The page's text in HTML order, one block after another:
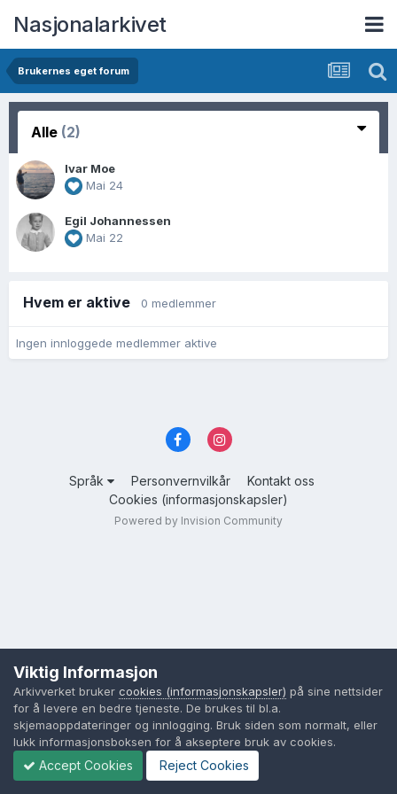
Nasjonalarkivet
Brukernes eget forum
Alle (2)
Ivar Moe
Mai 24
Egil Johannessen
Mai 22
Hvem er aktive 0 medlemmer
Ingen innloggede medlemmer aktive
Språk Personvernvilkår
Kontakt oss
Cookies (informasjonskapsler)
Powered by Invision Community
Viktig Informasjon
Arkivverket bruker cookies (informasjonskapsler) på sine nettsider
for å levere en bedre tjeneste. De brukes til bl.a.
skjemaoppdateringer og innlogging. Bruk siden som normalt, eller
lukk informasjonsboksen for å akseptere bruk av cookies.
Accept Cookies Reject Cookies